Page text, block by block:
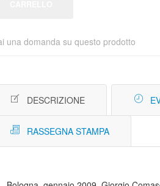
una domanda su questo prodotto
DESCRIZIONE
RASSEGNA STAMPA